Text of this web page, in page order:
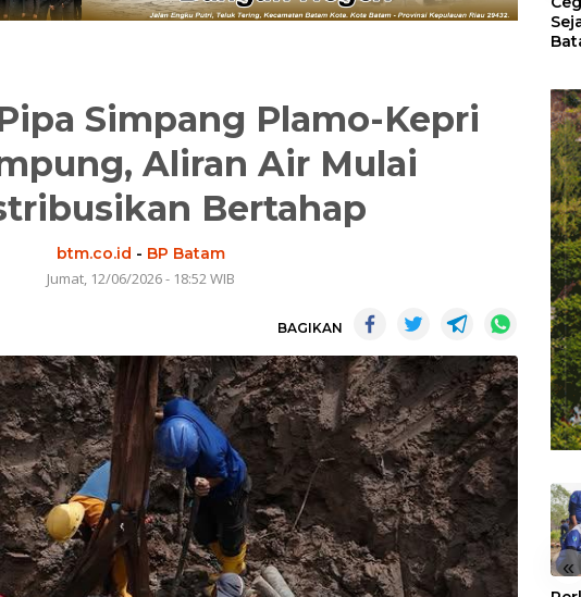
Simpang Plamo-Kepri
Aliran Air Mulai
Bertahap
btm.co.id - BP Batam
Jumat, 12/06/2026 - 18:52 WIB
BAGIKAN
«